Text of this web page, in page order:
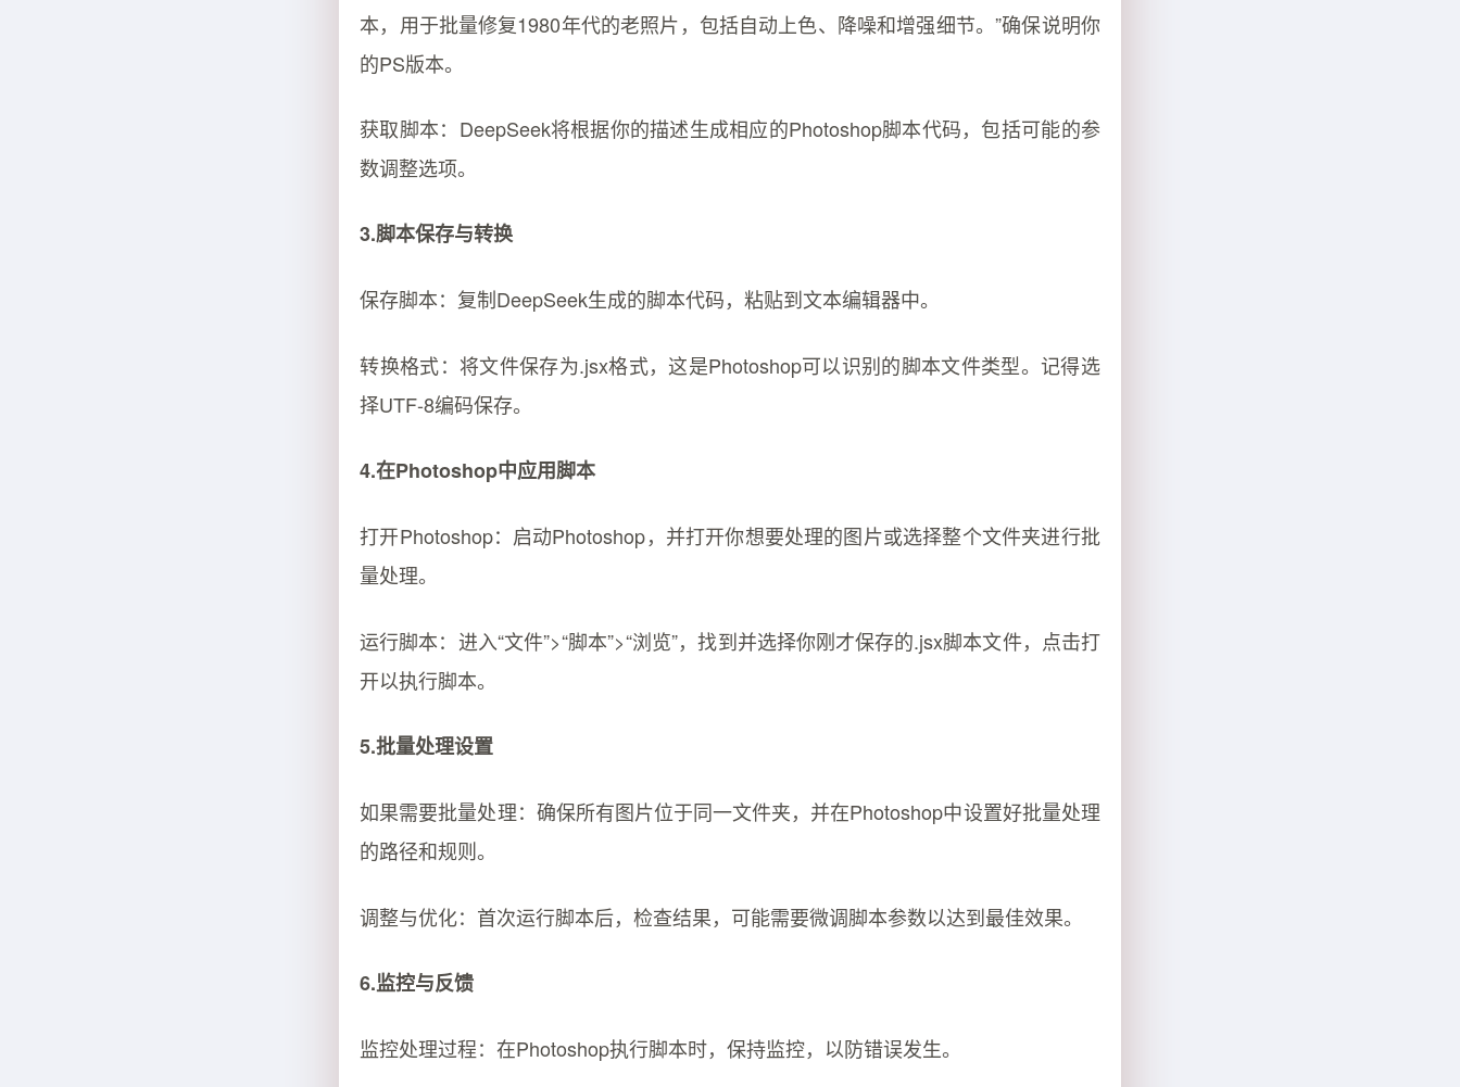
本，用于批量修复1980年代的老照片，包括自动上色、降噪和增强细节。”确保说明你
的PS版本。
获取脚本：DeepSeek将根据你的描述生成相应的Photoshop脚本代码，包括可能的参
数调整选项。
3.脚本保存与转换
保存脚本：复制DeepSeek生成的脚本代码，粘贴到文本编辑器中。
转换格式：将文件保存为.jsx格式，这是Photoshop可以识别的脚本文件类型。记得选
择UTF-8编码保存。
4.在Photoshop中应用脚本
打开Photoshop：启动Photoshop，并打开你想要处理的图片或选择整个文件夹进行批
量处理。
运行脚本：进入“文件”>“脚本”>“浏览”，找到并选择你刚才保存的.jsx脚本文件，点击打
开以执行脚本。
5.批量处理设置
如果需要批量处理：确保所有图片位于同一文件夹，并在Photoshop中设置好批量处理
的路径和规则。
调整与优化：首次运行脚本后，检查结果，可能需要微调脚本参数以达到最佳效果。
6.监控与反馈
监控处理过程：在Photoshop执行脚本时，保持监控，以防错误发生。